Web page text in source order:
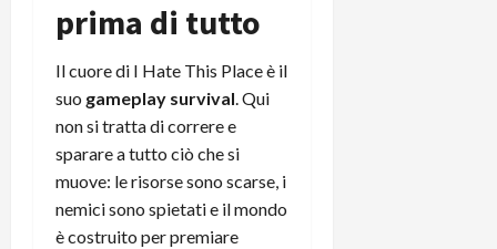
prima di tutto
Il cuore di I Hate This Place è il
suo gameplay survival. Qui
non si tratta di correre e
sparare a tutto ciò che si
muove: le risorse sono scarse, i
nemici sono spietati e il mondo
è costruito per premiare